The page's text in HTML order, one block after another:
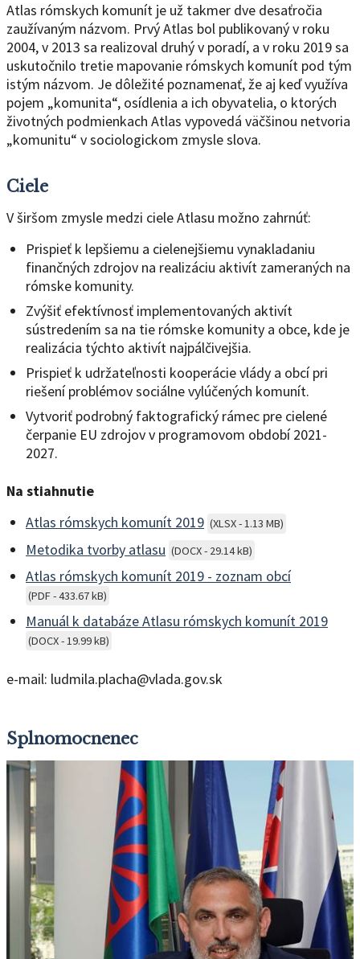
Atlas rómskych komunít je už takmer dve desaťročia
zaužívaným názvom. Prvý Atlas bol publikovaný v roku
2004, v 2013 sa realizoval druhý v poradí, a v roku 2019 sa
uskutočnilo tretie mapovanie rómskych komunít pod tým
istým názvom. Je dôležité poznamenať, že aj keď využíva
pojem „komunita“, osídlenia a ich obyvatelia, o ktorých
životných podmienkach Atlas vypovedá väčšinou netvoria
„komunitu“ v sociologickom zmysle slova.
Ciele
V širšom zmysle medzi ciele Atlasu možno zahrnúť:
Prispieť k lepšiemu a cielenejšiemu vynakladaniu
finančných zdrojov na realizáciu aktivít zameraných na
rómske komunity.
Zvýšiť efektívnosť implementovaných aktivít
sústredením sa na tie rómske komunity a obce, kde je
realizácia týchto aktivít najpálčivejšia.
Prispieť k udržateľnosti kooperácie vlády a obcí pri
riešení problémov sociálne vylúčených komunít.
Vytvoriť podrobný faktografický rámec pre cielené
čerpanie EU zdrojov v programovom období 2021-
2027.
Na stiahnutie
Atlas rómskych komunít 2019 (XLSX - 1.13 MB)
Metodika tvorby atlasu (DOCX - 29.14 kB)
Atlas rómskych komunít 2019 - zoznam obcí
(PDF - 433.67 kB)
Manuál k databáze Atlasu rómskych komunít 2019
(DOCX - 19.99 kB)
e-mail: ludmila.placha@vlada.gov.sk
Splnomocnenec